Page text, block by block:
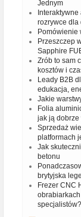
Jednym
rozrywce dla
Pomówienie
Przeszczep
Sapphire
Zrób to sam
kosztów i
Leady B2B
edukacja,
Jakie
Folia
jak ją dobrze
Sprzedaż
platformach
Jak
betonu
brytyjska
Frezer CNC
specjalistów?